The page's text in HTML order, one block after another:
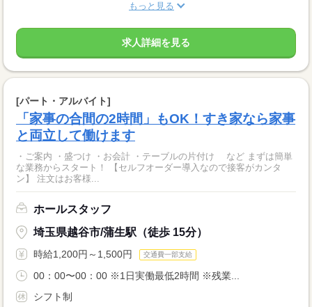
もっと見る
求人詳細を見る
[パート・アルバイト]
「家事の合間の2時間」もOK！すき家なら家事
と両立して働けます
・ご案内 ・盛つけ ・お会計 ・テーブルの片付け など まずは簡単
な業務からスタート！ 【セルフオーダー導入なので接客がカンタ
ン】 注文はお客様...
ホールスタッフ
埼玉県越谷市/蒲生駅（徒歩 15分）
時給1,200円～1,500円 交通費一部支給
00：00〜00：00 ※1日実働最低2時間 ※残業...
シフト制